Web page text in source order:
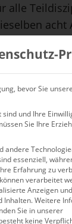
alle
acht
eines
Elementen
an Hebe-,
sich bringen
nicht
So
bevor Sie
sind und Ihre
Sie Ihre
andere
essenziell,
Erfahrung zu
verarbeitet
Anzeigen
Inhalten.Weitere
Sie in unserer
keine